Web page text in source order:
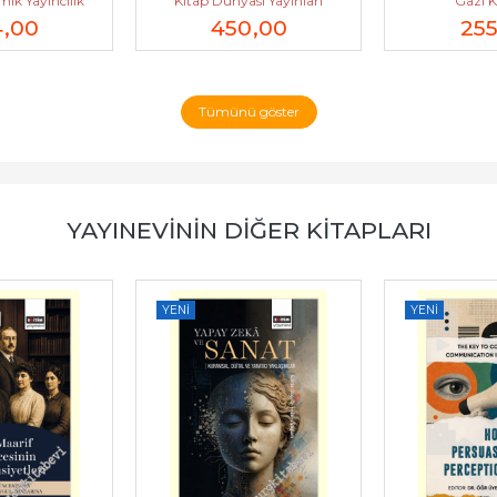
,00 450,00 255
Tümünü göster
YAYINEVININ DIĞER KITAPLARI
YENI YENI